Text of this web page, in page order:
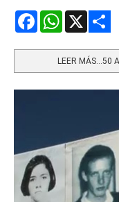
FacebookWhatsApp
LEER MÁS…50